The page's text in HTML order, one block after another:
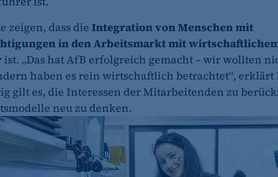
et_oi_v2
etracker GmbH
Cookie Erkennung
2 Jahre
et_allow_cookies
zeigen, dass die Integration von Menschen mit
in den Arbeitsmarkt mit
ist. „Das hat AfB erfolgreich gemacht – wir wollten
haben es rein wirtschaftlich betrachtet“, erklärt
gilt es, die Interessen der Mitarbeitenden zu
neu zu denken.